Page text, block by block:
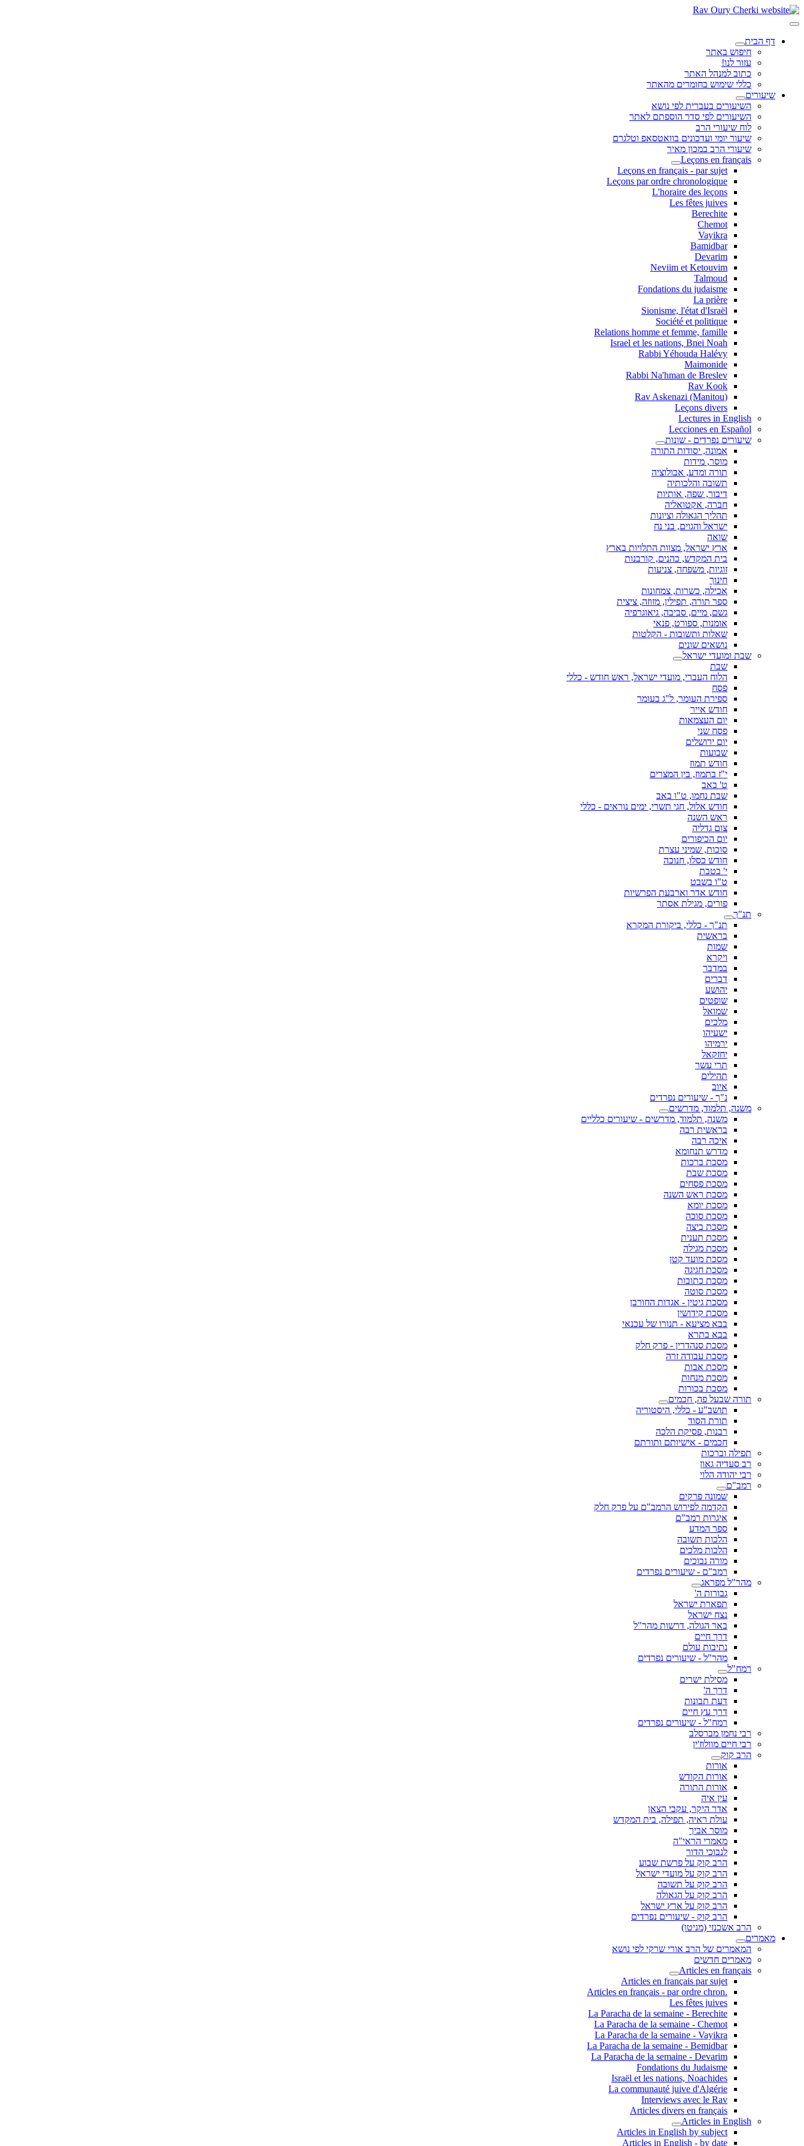
דף הבית
חיפוש באתר
עזור לנו!
כתוב למנהל האתר
כללי שימוש בחומרים מהאתר
שיעורים
השיעורים בעברית לפי נושא
השיעורים לפי סדר הוספתם לאתר
לוח שיעורי הרב
שיעור יומי ועדכונים בוואטסאפ וטלגרם
שיעורי הרב במכון מאיר
Leçons en français
Leçons en français - par sujet
Leçons par ordre chronologique
L'horaire des leçons
Les fêtes juives
Berechite
Chemot
Vayikra
Bamidbar
Devarim
Neviim et Ketouvim
Talmoud
Fondations du judaisme
La prière
Sionisme, l'état d'Israël
Société et politique
Relations homme et femme, famille
Israel et les nations, Bnei Noah
Rabbi Yéhouda Halévy
Maimonide
Rabbi Na'hman de Breslev
Rav Kook
(Rav Askenazi (Manitou
Leçons divers
Lectures in English
Lecciones en Español
שיעורים נפרדים - שונות
אמונה, יסודות התורה
מוסר, מידות
תורה ומדע, אבולוציה
תשובה והלכותיה
דיבור, שפה, אותיות
חברה, אקטואליה
תהליך הגאולה וציונות
ישראל והגוים, בני נח
שואה
ארץ ישראל, מצוות התלויות בארץ
בית המקדש, כהנים, קורבנות
זוגיות, משפחה, צניעות
חינוך
אכילה, כשרות, צמחונות
ספר תורה, תפילין, מזוזה, ציצית
גשם, מיים, סביבה, גיאוגרפיה
אומנות, ספורט, פנאי
שאלות ותשובות - הקלטות
נושאים שונים
שבת ומועדי ישראל
שבת
הלוח העברי, מועדי ישראל, ראש חודש - כללי
פסח
ספירת העומר, ל"ג בעומר
חודש אייר
יום העצמאות
פסח שני
יום ירושלים
שבועות
חודש תמוז
י"ז בתמוז, בין המצרים
ט' באב
שבת נחמו, ט"ו באב
חודש אלול, חגי תשרי, ימים נוראים - כללי
ראש השנה
צום גדליה
יום הכיפורים
סוכות, שמיני עצרת
חודש כסלו, חנוכה
י' בטבת
ט"ו בשבט
חודש אדר וארבעת הפרשיות
פורים, מגילת אסתר
תנ"ך
תנ"ך - כללי, ביקורת המקרא
בראשית
שמות
ויקרא
במדבר
דברים
יהושע
שופטים
שמואל
מלכים
ישעיהו
ירמיהו
יחזקאל
תרי עשר
תהילים
איוב
נ"ך - שיעורים נפרדים
משנה, תלמוד, מדרשים
משנה, תלמוד, מדרשים - שיעורים כלליים
בראשית רבה
איכה רבה
מדרש תנחומא
מסכת ברכות
מסכת שבת
מסכת פסחים
מסכת ראש השנה
מסכת יומא
מסכת סוכה
מסכת ביצה
מסכת תענית
מסכת מגילה
מסכת מועד קטן
מסכת חגיגה
מסכת כתובות
מסכת סוטה
מסכת גיטין - אגדות החורבן
מסכת קידושין
בבא מציעא - תנורו של עכנאי
בבא בתרא
מסכת סנהדרין - פרק חלק
מסכת עבודה זרה
מסכת אבות
מסכת מנחות
מסכת בכורות
תורה שבעל פה, חכמים
תושב"ע - כללי, היסטוריה
תורת הסוד
רבנות, פסיקת הלכה
חכמים - אישיותם ותורתם
תפילה וברכות
רב סעדיה גאון
רבי יהודה הלוי
רמב"ם
שמונה פרקים
הקדמה לפירוש הרמב"ם על פרק חלק
איגרות רמב"ם
ספר המדע
הלכות תשובה
הלכות מלכים
מורה נבוכים
רמב"ם - שיעורים נפרדים
מהר"ל מפראג
גבורות ה'
תפארת ישראל
נצח ישראל
באר הגולה, דרשות מהר"ל
דרך חיים
נתיבות עולם
מהר"ל - שיעורים נפרדים
רמח"ל
מסילת ישרים
דרך ה'
דעת תבונות
דרך עץ חיים
רמח"ל - שיעורים נפרדים
רבי נחמן מברסלב
רבי חיים מוולוז'ין
הרב קוק
אורות
אורות הקודש
אורות התורה
עין איה
אדר היקר, עקבי הצאן
עולת ראיה, תפילה, בית המקדש
מוסר אביך
מאמרי הראי"ה
לנבוכי הדור
הרב קוק על פרשת שבוע
הרב קוק על מועדי ישראל
הרב קוק על תשובה
הרב קוק על הגאולה
הרב קוק על ארץ ישראל
הרב קוק - שיעורים נפרדים
הרב אשכנזי (מניטו)
מאמרים
המאמרים של הרב אורי שרקי לפי נושא
מאמרים חדשים
Articles en français
Articles en français par sujet
.Articles en français - par ordre chron
Les fêtes juives
La Paracha de la semaine - Berechite
La Paracha de la semaine - Chemot
La Paracha de la semaine - Vayikra
La Paracha de la semaine - Bemidbar
La Paracha de la semaine - Devarim
Fondations du Judaisme
Israël et les nations, Noachides
La communauté juive d'Algérie
Interviews avec le Rav
Articles divers en français
Articles in English
Articles in English by subject
Articles in English - by date